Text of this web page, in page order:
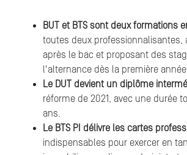
BUT et BTS sont deux formations
toutes deux professionnalisantes,
après le bac et proposant des
l'alternance dès la première
Le DUT devient un diplôme
réforme de 2021, avec une durée
ans.
Le BTS PI délivre les cartes
indispensables pour exercer en